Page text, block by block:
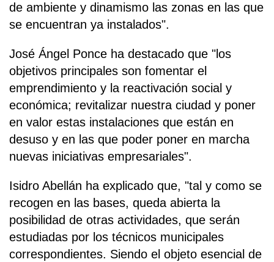
de ambiente y dinamismo las zonas en las que
se encuentran ya instalados".
José Ángel Ponce ha destacado que "los
objetivos principales son fomentar el
emprendimiento y la reactivación social y
económica; revitalizar nuestra ciudad y poner
en valor estas instalaciones que están en
desuso y en las que poder poner en marcha
nuevas iniciativas empresariales".
Isidro Abellán ha explicado que, "tal y como se
recogen en las bases, queda abierta la
posibilidad de otras actividades, que serán
estudiadas por los técnicos municipales
correspondientes. Siendo el objeto esencial de